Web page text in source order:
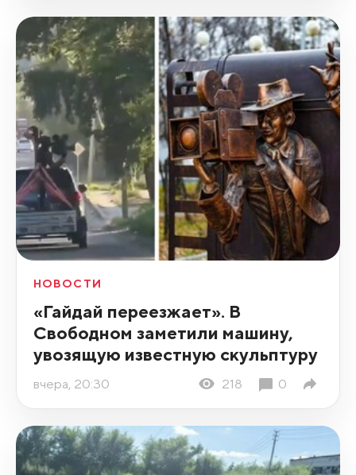
НОВОСТИ
«Гайдай переезжает». В
Свободном заметили машину,
увозящую известную скульптуру
вчера, 20:30 218 0